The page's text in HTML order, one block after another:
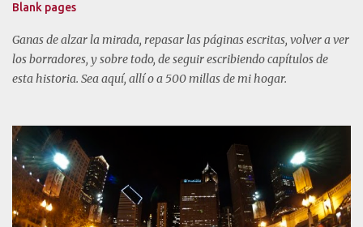
Blank pages
Ganas de alzar la mirada, repasar las páginas escritas, volver a ver
los borradores, y sobre todo, de seguir escribiendo capítulos de
esta historia. Sea aquí, allí o a 500 millas de mi hogar.